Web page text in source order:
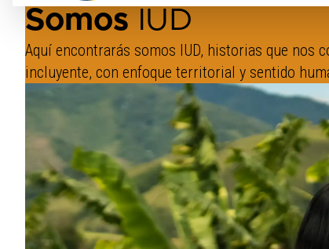
Somos IUD
Aquí encontrarás somos IUD, historias que nos
incluyente, con enfoque territorial y sentido